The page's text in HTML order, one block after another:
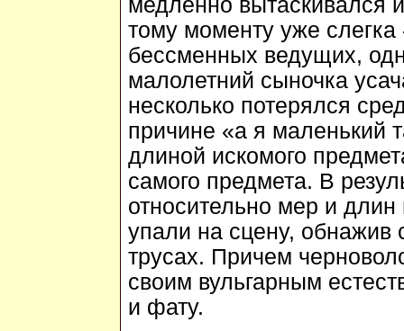
тому моменту уже
бессменных ведущих,
малолетний сыночка
несколько потерялся
причине «а я маленький
длиной искомого
самого предмета. В
относительно мер и
упали на сцену,
трусах. Причем
своим вульгарным
и фату.